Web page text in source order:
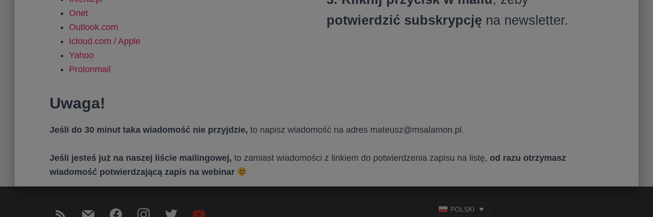
Onet
Outlook.com
Icloud.com / Apple
Yahoo
Protonmail
potwierdzić subskrypcję na newsletter.
Uwaga!
Jeśli do 30 minut taka wiadomość nie przyjdzie, to napisz wiadomość na adres mateusz@msalamon.pl.
Jeśli jesteś już na naszej liście mailingowej, to zamiast wiadomości z linkiem do potwierdzenia zapisu na listę, od razu otrzymasz
wiadomość potwierdzającą zapis na webinar
M POLSKI